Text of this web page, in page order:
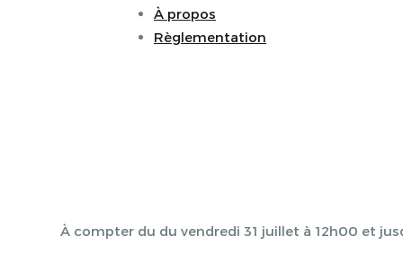
À propos
Règlementation
À compter du du vendredi 31 juillet à 12h00 et